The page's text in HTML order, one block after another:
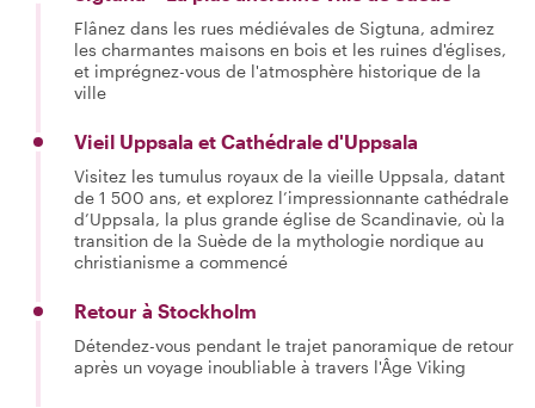
Flânez dans les rues médiévales de Sigtuna, admirez
les charmantes maisons en bois et les ruines d'églises,
et imprégnez-vous de l'atmosphère historique de la
ville
Vieil Uppsala et Cathédrale d'Uppsala
Visitez les tumulus royaux de la vieille Uppsala, datant
de 1 500 ans, et explorez l’impressionnante cathédrale
d’Uppsala, la plus grande église de Scandinavie, où la
transition de la Suède de la mythologie nordique au
christianisme a commencé
Retour à Stockholm
Détendez-vous pendant le trajet panoramique de retour
après un voyage inoubliable à travers l'Âge Viking